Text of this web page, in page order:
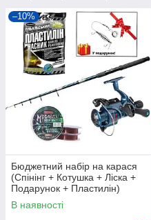
–10%
Бюджетний набір на карася
(Спінінг + Котушка + Ліска +
Подарунок + Пластилін)
(Можлива варіативність
снастей)
В наявності